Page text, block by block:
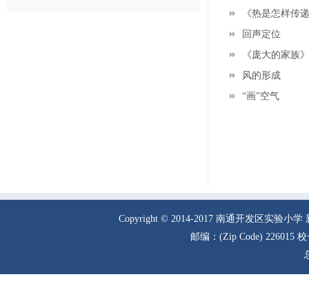
《热是怎样传
回声定位
《庞大的家族》
风的形成
“画”空气
Copyright © 2014-2017 南通开发区实验小
邮编：(Zip Code) 226015